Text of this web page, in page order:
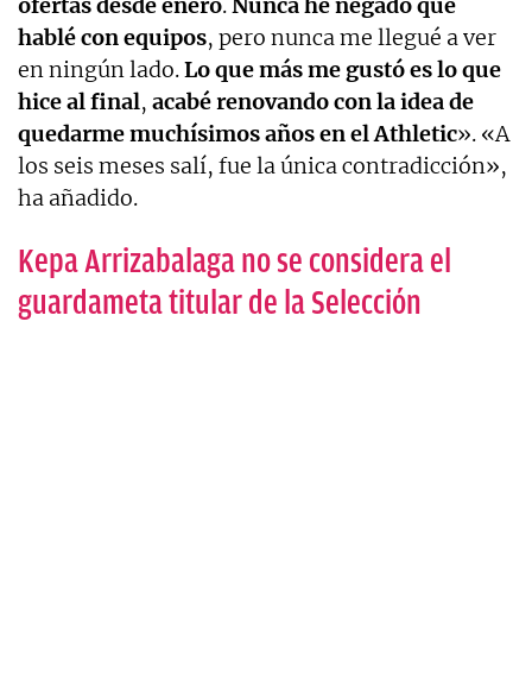
hablé con equipos, pero nunca me llegué a ver
en ningún lado.Lo que más me gustó es lo que
hice al final, acabé renovando con la idea de
quedarme muchísimos años en el Athletic». «A
los seis meses salí, fue la única contradicción»,
ha añadido.
Kepa Arrizabalaga no se considera el
guardameta titular de la Selección